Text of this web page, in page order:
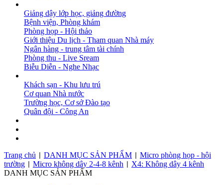
Giảng dậy lớp học, giảng đường
Bệnh viện, Phòng khám
Phòng họp - Hội thảo
Giới thiệu Du lịch - Tham quan Nhà máy
Ngân hàng - trung tâm tài chính
Phòng thu - Live Sream
Biễu Diễn - Nghe Nhạc
Khách sạn - Khu lưu trú
Cơ quan Nhà nước
Trường học, Cơ sở Đào tạo
Quân đội - Công An
Trang chủ
DANH MỤC SẢN PHẨM
Micro phòng họp - hội
trường
Micro không dây 2-4-8 kênh
X4: Không dây 4 kênh
DANH MỤC SẢN PHẨM